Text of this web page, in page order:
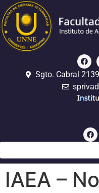
Sgto. Cabral
IAEA –